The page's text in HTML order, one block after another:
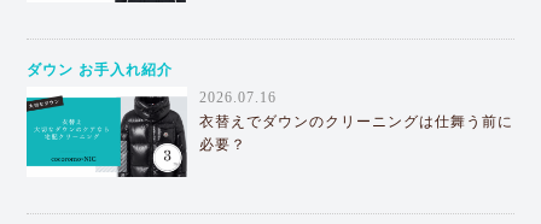
ダウン お手入れ紹介
2026.07.16
衣替えでダウンのクリーニングは仕舞う前に
必要？